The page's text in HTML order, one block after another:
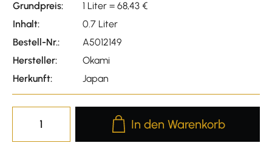
Grundpreis:
1 Liter = 68,43 €
Inhalt:
0.7 Liter
Bestell-Nr.:
A5012149
Hersteller:
Okami
Herkunft:
Japan
Produkt Anzahl: Gib den
In den Warenkorb